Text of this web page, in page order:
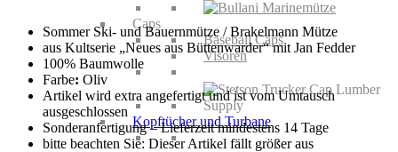
Caps
Baseball Caps
Visoren
Kopftücher und Turbane
Sommer Ski- und Bauernmütze / Brakelmann Mütze
aus Kultserie „Neues aus Büttenwarder“ mit Jan Fedder
100% Baumwolle
Farbe: Oliv
Artikel wird extra angefertigt und ist vom Umtausch
ausgeschlossen
Sonderanfertigung – Lieferzeit mindestens 14 Tage
bitte beachten Sie: Dieser Artikel fällt größer aus